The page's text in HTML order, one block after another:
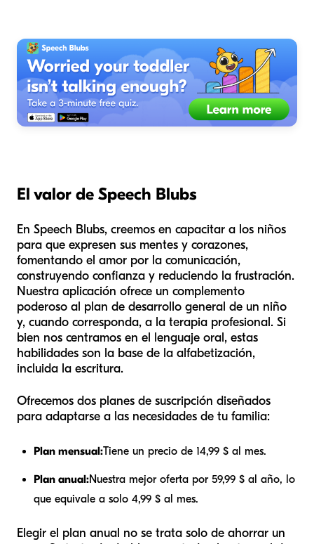
El valor de Speech Blubs
En Speech Blubs, creemos en capacitar a los niños
para que expresen sus mentes y corazones,
fomentando el amor por la comunicación,
construyendo confianza y reduciendo la frustración.
Nuestra aplicación ofrece un complemento
poderoso al plan de desarrollo general de un niño
y, cuando corresponda, a la terapia profesional. Si
bien nos centramos en el lenguaje oral, estas
habilidades son la base de la alfabetización,
incluida la escritura.
Ofrecemos dos planes de suscripción diseñados
para adaptarse a las necesidades de tu familia:
Plan mensual:Tiene un precio de 14,99 $ al mes.
Plan anual:Nuestra mejor oferta por 59,99 $ al año, lo
que equivale a solo 4,99 $ al mes.
Elegir el plan anual no se trata solo de ahorrar un